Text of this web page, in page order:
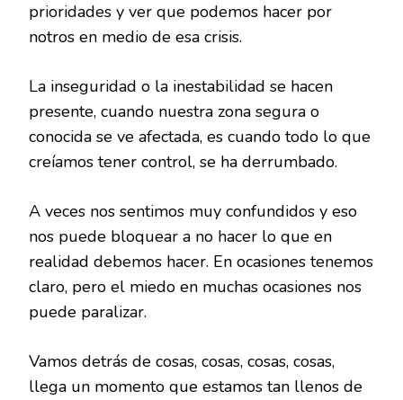
prioridades y ver que podemos hacer por
notros en medio de esa crisis.
La inseguridad o la inestabilidad se hacen
presente, cuando nuestra zona segura o
conocida se ve afectada, es cuando todo lo que
creíamos tener control, se ha derrumbado.
A veces nos sentimos muy confundidos y eso
nos puede bloquear a no hacer lo que en
realidad debemos hacer. En ocasiones tenemos
claro, pero el miedo en muchas ocasiones nos
puede paralizar.
Vamos detrás de cosas, cosas, cosas, cosas,
llega un momento que estamos tan llenos de